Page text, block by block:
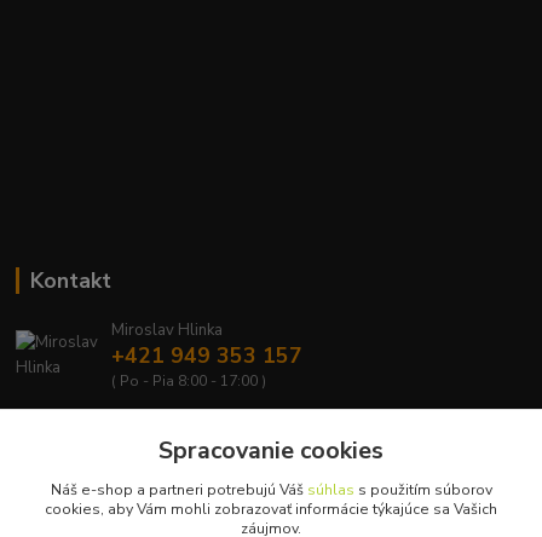
Kontakt
Miroslav Hlinka
+421 949 353 157
( Po - Pia 8:00 - 17:00 )
Spracovanie cookies
Náš e-shop a partneri potrebujú Váš súhlas s použitím súborov
cookies, aby Vám mohli zobrazovať informácie týkajúce sa Vašich
záujmov.